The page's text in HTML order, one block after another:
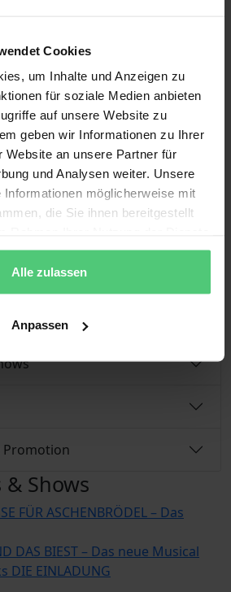
Cookies
um Inhalte und Anzeigen zu
für soziale Medien anbieten
auf unsere Website zu
geben wir Informationen zu Ihrer
Website an unsere Partner für
und Analysen weiter. Unsere
Informationen möglicherweise mit
die Sie ihnen bereitgestellt
Alle zulassen
Anpassen
prämierte Musical
sind ebenso die
DAS SPONGEBOB MUSICAL
von FACK JU GÖHTE – DAS
2023 zu sehen sein wird.
Team und einer
setzt offMUSICAL
neue Maßstäbe in puncto
Promotion
Shows
FÜR ASCHENBRÖDEL – Das
DAS BIEST – Das neue Musical
DIE EINLADUNG